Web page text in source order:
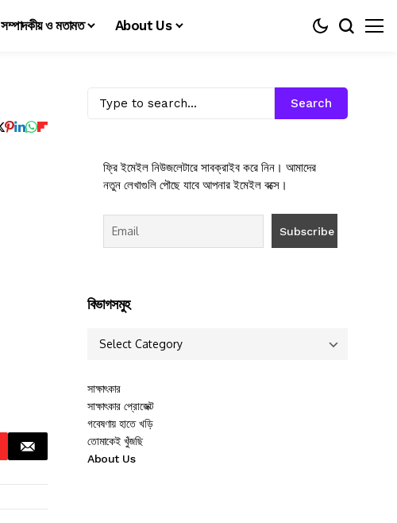
সম্পাদকীয় ও মতামত About Us
Search
ফ্রি ইমেইল নিউজলেটারে সাবক্রাইব করে নিন। আমাদের
নতুন লেখাগুলি পৌছে যাবে আপনার ইমেইল বক্সে।
বিভাগসমুহ
সাক্ষাৎকার
সাক্ষাৎকার প্রোজেক্ট
গবেষণায় হাতে খড়ি
তোমাকেই খুঁজছি
About Us